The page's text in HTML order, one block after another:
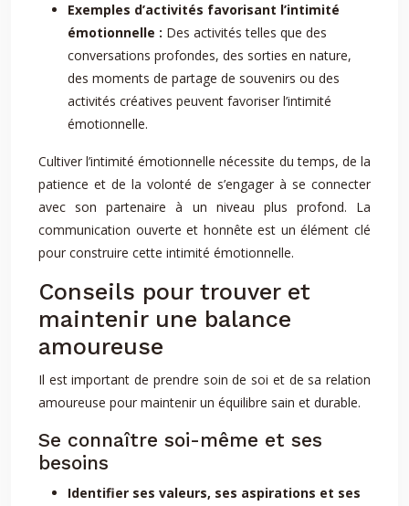
Exemples d’activités favorisant l’intimité
émotionnelle : Des activités telles que des
conversations profondes, des sorties en nature,
des moments de partage de souvenirs ou des
activités créatives peuvent favoriser l’intimité
émotionnelle.
Cultiver l’intimité émotionnelle nécessite du temps, de la
patience et de la volonté de s’engager à se connecter
avec son partenaire à un niveau plus profond. La
communication ouverte et honnête est un élément clé
pour construire cette intimité émotionnelle.
Conseils pour trouver et
maintenir une balance
amoureuse
Il est important de prendre soin de soi et de sa relation
amoureuse pour maintenir un équilibre sain et durable.
Se connaître soi-même et ses
besoins
Identifier ses valeurs, ses aspirations et ses